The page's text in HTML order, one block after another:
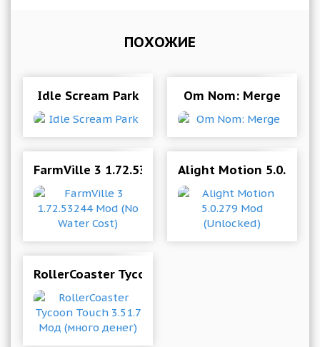
ПОХОЖИЕ
Idle Scream Park Om Nom: Merge
FarmVille 3 1.72.53244 Mod (No Water Cost)
Alight Motion 5.0.279
RollerCoaster Tycoon Touch 3.51.7 Мод (много